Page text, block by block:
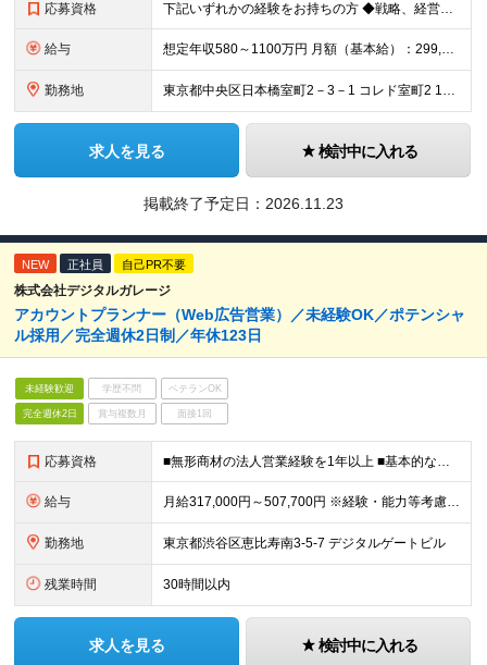
応募資格 下記いずれかの経験をお持ちの方 ◆戦略、経営管理、人事、IT、M&A、いずれかの領域での実務経験 または製造業（自動車・機械 等）での開発／設計／生産技術／生産管理などの経験 ◆コンサルティングファ
給与 想定年収580～1100万円 月額（基本給）：299,080円～ 固定残業手当/月：115,220円～（固定残業時間45時間0分/月） 超過した時間外労働の残業手当は追加支給 賞与年2回（6月、1
勤務地 東京都中央区日本橋室町2－3－1 コレド室町2 10階 ・事業所は本社（東京）のみですので、転勤はございません。 担当する案件により、出張をしていただくことはございます。 (変更の範囲)上記を除
求人を見る 検討中に入れる
掲載終了予定日： 2026.11.23
NEW 正社員 自己PR不要
株式会社デジタルガレージ
アカウントプランナー（Web広告営業）／未経験OK／ポテンシャ
ル採用／完全週休2日制／年休123日
未経験歓迎 学歴不問 ベテランOK
完全週休2日 賞与複数月 面接1回
応募資格 ■無形商材の法人営業経験を1年以上 ■基本的な課題解決能力、論理的思考力をお持ちの方 ■協調性があり、チームとして結果にコミットできる方 ■Web広告業界でスキルアップしたい方
給与 月給317,000円～507,700円 ※経験・能力等考慮の上、規定により優遇 ※固定残業代（30時間相当の残業手当及び深夜勤務手当として69,750円～87,120円）を月給に含んで支給 ※超過分
勤務地 東京都渋谷区恵比寿南3-5-7 デジタルゲートビル
残業時間 30時間以内
求人を見る 検討中に入れる